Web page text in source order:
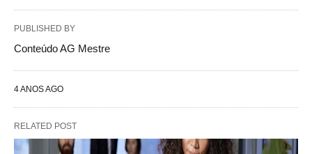
PUBLISHED BY
Conteúdo AG Mestre
4 ANOS AGO
RELATED POST